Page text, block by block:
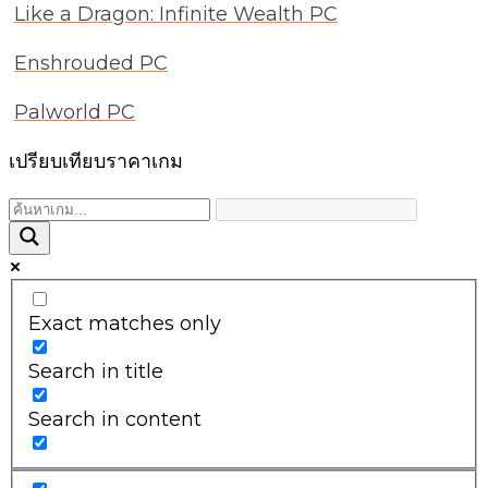
Like a Dragon: Infinite Wealth PC
Enshrouded PC
Palworld PC
เปรียบเทียบราคาเกม
Exact matches only
Search in title
Search in content